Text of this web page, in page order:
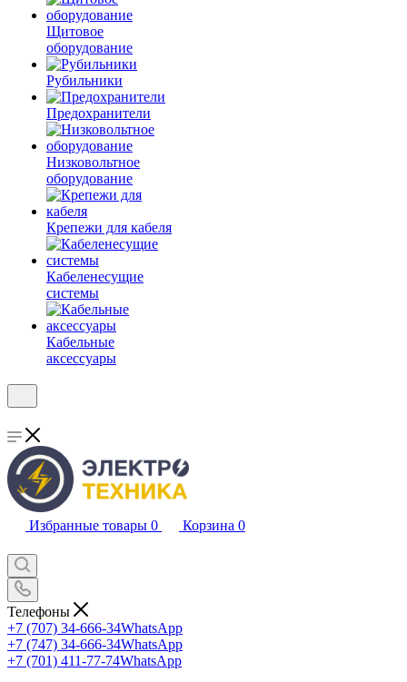
Щитовое
оборудование
Рубильники
Предохранители
Низковольтное
оборудование
Крепежи для кабеля
Кабеленесущие
системы
Кабельные
аксессуары
Избранные товары 0 Корзина 0
Телефоны
+7 (707) 34-666-34WhatsApp
+7 (747) 34-666-34WhatsApp
+7 (701) 411-77-74WhatsApp